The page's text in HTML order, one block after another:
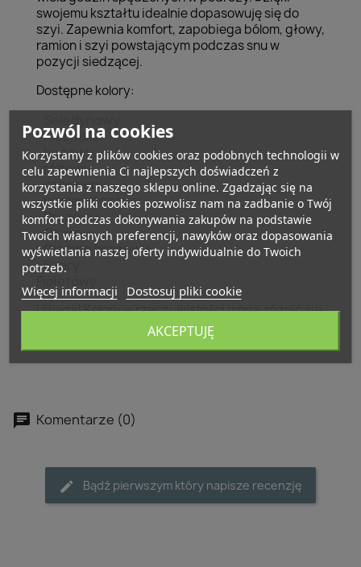
swojemu kształtu idealnie dopasowuję się do
szyi. Zapewnia komfort, zapobiega bólom, głowy,
ramion i szyi powstającym podczas snu w
pozycji siedzącej.
Dostępne kolory:
Seledynowy
niebieski
beżowy
różowy
czerwony
pomarańczowy
Brązowy
Czarny
Ciemno brązowy
Szary
Uwaga! Kolory w rzeczywistości mogą różnić się
odcieniem od wyświetlanych!!
Komentarze (0)
Bądź pierwszym który napisze recenzję
Pozwól na cookies
Korzystamy z plików cookies oraz podobnych technologii w
celu zapewnienia Ci najlepszych doświadczeń z
korzystania z naszego sklepu online. Zgadzając się na
wszystkie pliki cookies pozwolisz nam na zadbanie o Twój
komfort podczas dokonywania zakupów na podstawie
Twoich własnych preferencji, nawyków oraz dopasowania
wyświetlania naszej oferty indywidualnie do Twoich
potrzeb.
Więcej informacji Dostosuj pliki cookie
AKCEPTUJĘ